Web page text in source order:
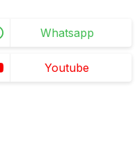
Whatsapp
Youtube